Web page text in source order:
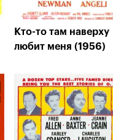
Кто-то там наверху
любит меня (1956)